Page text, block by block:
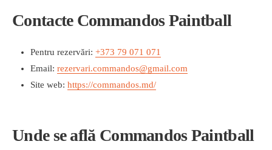
Contacte Commandos Paintball
Pentru rezervări: +373 79 071 071
Email: rezervari.commandos@gmail.com
Site web: https://commandos.md/
Unde se află Commandos Paintball